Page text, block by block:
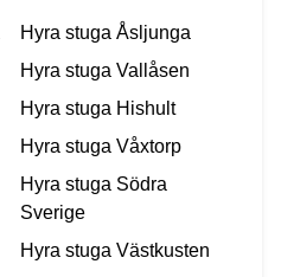
Hyra stuga Åsljunga
Hyra stuga Vallåsen
Hyra stuga Hishult
Hyra stuga Våxtorp
Hyra stuga Södra
Sverige
Hyra stuga Västkusten